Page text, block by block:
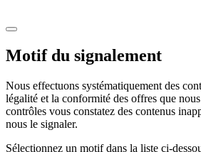
Motif du signalement
Nous effectuons systématiquement des
légalité et la conformité des offres que
contrôles vous constatez des contenus
nous le signaler.
Sélectionnez un motif dans la liste ci-